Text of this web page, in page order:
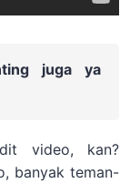
juga ya
video, kan?
banyak teman-